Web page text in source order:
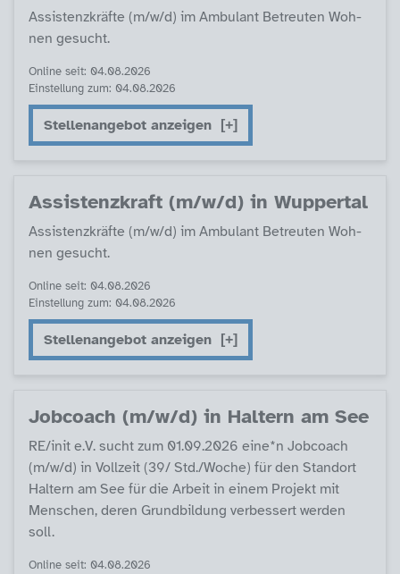
As­sis­tenz­kräf­te (m/w/d) im Am­bu­lant Be­t­reu­ten Woh­
nen ge­sucht.
Online seit: 04.08.2026
Einstellung zum: 04.08.2026
Stellenangebot anzeigen
As­sis­tenz­kraft (m/w/d) in Wup­per­tal
As­sis­tenz­kräf­te (m/w/d) im Am­bu­lant Be­t­reu­ten Woh­
nen ge­sucht.
Online seit: 04.08.2026
Einstellung zum: 04.08.2026
Stellenangebot anzeigen
Job­coach (m/w/d) in Hal­tern am See
RE/init e.V. sucht zum 01.09.2026 ei­ne*n Job­coach
(m/w/d) in Voll­zeit (39/ Std./Wo­che) für den Stand­ort
Hal­tern am See für die Ar­beit in ei­nem Pro­jekt mit
Men­schen, de­ren Grund­bil­dung ver­bes­sert wer­den
soll.
Online seit: 04.08.2026